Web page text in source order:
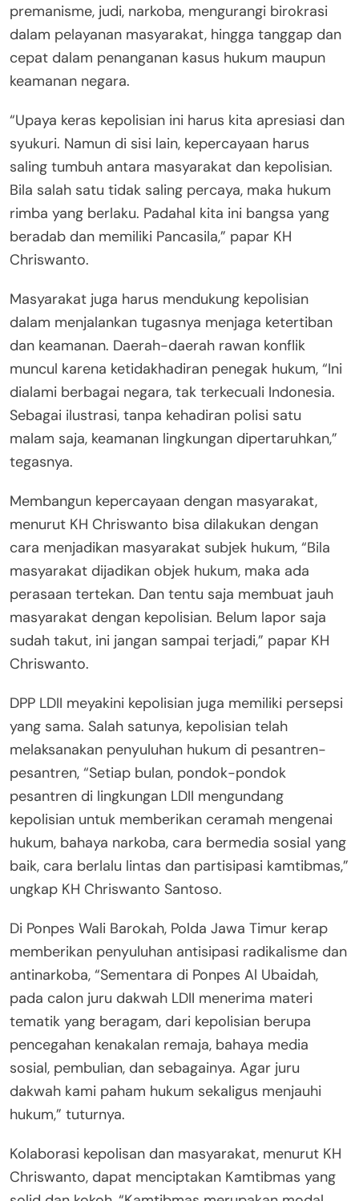
premanisme, judi, narkoba, mengurangi birokrasi
dalam pelayanan masyarakat, hingga tanggap dan
cepat dalam penanganan kasus hukum maupun
keamanan negara.
“Upaya keras kepolisian ini harus kita apresiasi dan
syukuri. Namun di sisi lain, kepercayaan harus
saling tumbuh antara masyarakat dan kepolisian.
Bila salah satu tidak saling percaya, maka hukum
rimba yang berlaku. Padahal kita ini bangsa yang
beradab dan memiliki Pancasila,” papar KH
Chriswanto.
Masyarakat juga harus mendukung kepolisian
dalam menjalankan tugasnya menjaga ketertiban
dan keamanan. Daerah-daerah rawan konflik
muncul karena ketidakhadiran penegak hukum, “Ini
dialami berbagai negara, tak terkecuali Indonesia.
Sebagai ilustrasi, tanpa kehadiran polisi satu
malam saja, keamanan lingkungan dipertaruhkan,”
tegasnya.
Membangun kepercayaan dengan masyarakat,
menurut KH Chriswanto bisa dilakukan dengan
cara menjadikan masyarakat subjek hukum, “Bila
masyarakat dijadikan objek hukum, maka ada
perasaan tertekan. Dan tentu saja membuat jauh
masyarakat dengan kepolisian. Belum lapor saja
sudah takut, ini jangan sampai terjadi,” papar KH
Chriswanto.
DPP LDII meyakini kepolisian juga memiliki persepsi
yang sama. Salah satunya, kepolisian telah
melaksanakan penyuluhan hukum di pesantren-
pesantren, “Setiap bulan, pondok-pondok
pesantren di lingkungan LDII mengundang
kepolisian untuk memberikan ceramah mengenai
hukum, bahaya narkoba, cara bermedia sosial yang
baik, cara berlalu lintas dan partisipasi kamtibmas,”
ungkap KH Chriswanto Santoso.
Di Ponpes Wali Barokah, Polda Jawa Timur kerap
memberikan penyuluhan antisipasi radikalisme dan
antinarkoba, “Sementara di Ponpes Al Ubaidah,
pada calon juru dakwah LDII menerima materi
tematik yang beragam, dari kepolisian berupa
pencegahan kenakalan remaja, bahaya media
sosial, pembulian, dan sebagainya. Agar juru
dakwah kami paham hukum sekaligus menjauhi
hukum,” tuturnya.
Kolaborasi kepolisan dan masyarakat, menurut KH
Chriswanto, dapat menciptakan Kamtibmas yang